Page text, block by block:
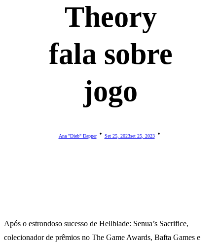
Theory
fala sobre
jogo
Ana "Dieb" Dapper Set 25, 2023Set 25, 2023
Após o estrondoso sucesso de Hellblade: Senua’s Sacrifice,
colecionador de prêmios no The Game Awards, Bafta Games e